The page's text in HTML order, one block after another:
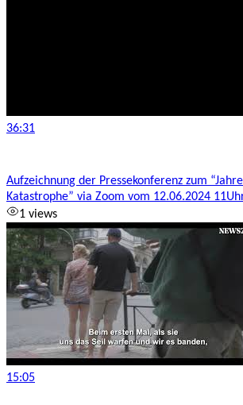
36:31
Aufzeichnung der Pressekonferenz zum
Katastrophe” via Zoom vom 12.06.2024
1 views
15:05